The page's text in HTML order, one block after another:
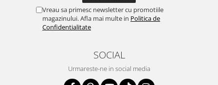
Vreau sa primesc newsletter cu promotiile
magazinului. Afla mai multe in Politica de
Confidentialitate
SOCIAL
Urmareste-ne in social media